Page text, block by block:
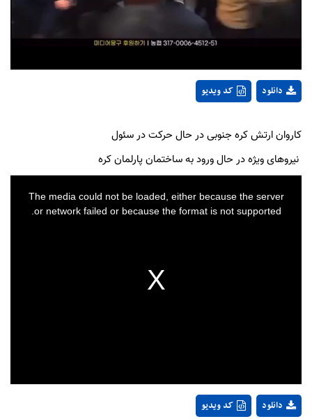
Video
کد ویدیو دانلود
کاروان ارتش کره جنوبی در حال حرکت در سئول
نیروهای ویژه در حال ورود به ساختمان پارلمان کره
The media could not be loaded, either because the server
or network failed or because the format is not supported.
کد ویدیو دانلود